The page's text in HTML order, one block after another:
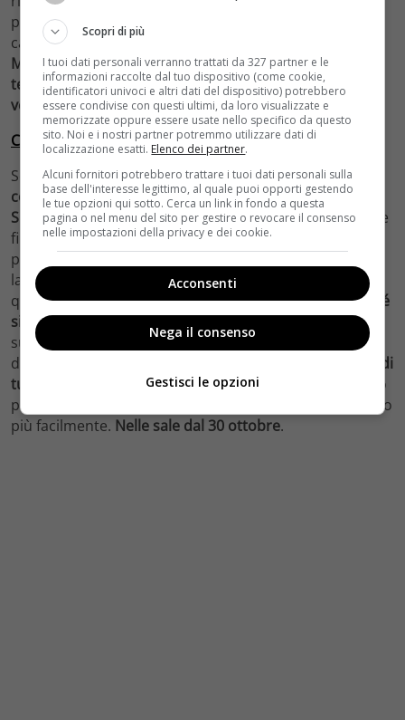
po’ defilato, ma non per questo privo di carattere e
caratteristiche,
il personaggio di Rocco Papaleo:
Michelangelo, telecronista tradito dalla moglie con un
tedesco – ma è davvero tedesco – e assetato di
vendetta.
CONFUSI E FELICI, IL TRAILER: GUARDA
Sono loro, i “malati”. Una sorta dimoderna e felliniana
comitivatenuta a bada dall’unica “normale” ovvero
Silvia/Anna Foglietta, la segretaria di Marcello/Bisio, che
fin dall’inizio – nonostante l’anima stropicciata da una
perdita prematura – si oppone alla sua decisione di
lasciare il lavoro.
Confusi e felicifa ridere. Propone
qualche cattiveria. E riesce pure a commuovere.Perché
si sentono i cuori, perché è un film sul ribaltamento,
sulla metafore del viaggio (Foglietta dixit), sulle crisi
della società di oggi. Sulla solitudine, anche.
Ma prima di
tutto è un film sull’amicizia. Se c’è qualcuno che fa il tifo
per te, se ne senti il calore… Beh, quel calcio lo tiri molto
più facilmente. Nelle sale dal 30 ottobre.
Scopri di più
I tuoi dati personali verranno trattati da 327 partner e le
informazioni raccolte dal tuo dispositivo (come cookie,
identificatori univoci e altri dati del dispositivo) potrebbero
essere condivise con questi ultimi, da loro visualizzate e
memorizzate oppure essere usate nello specifico da questo
sito. Noi e i nostri partner potremmo utilizzare dati di
localizzazione esatti. Elenco dei partner.
Alcuni fornitori potrebbero trattare i tuoi dati personali sulla
base dell'interesse legittimo, al quale puoi opporti gestendo
le tue opzioni qui sotto. Cerca un link in fondo a questa
pagina o nel menu del sito per gestire o revocare il consenso
nelle impostazioni della privacy e dei cookie.
Acconsenti
Nega il consenso
Gestisci le opzioni